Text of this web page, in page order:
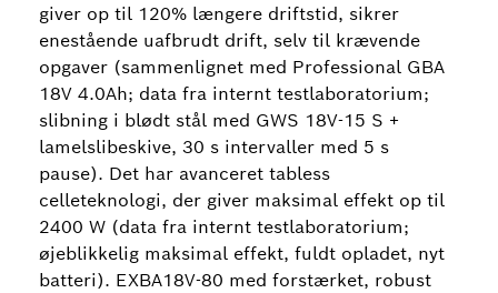
giver op til 120% længere driftstid, sikrer
enestående uafbrudt drift, selv til krævende
opgaver (sammenlignet med Professional GBA
18V 4.0Ah; data fra internt testlaboratorium;
slibning i blødt stål med GWS 18V-15 S +
lamelslibeskive, 30 s intervaller med 5 s
pause). Det har avanceret tabless
celleteknologi, der giver maksimal effekt op til
2400 W (data fra internt testlaboratorium;
øjeblikkelig maksimal effekt, fuldt opladet, nyt
batteri). EXBA18V-80 med forstærket, robust